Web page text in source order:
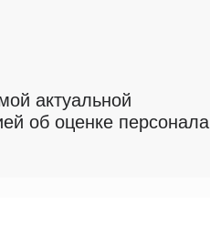
актуальной
об оценке персонала